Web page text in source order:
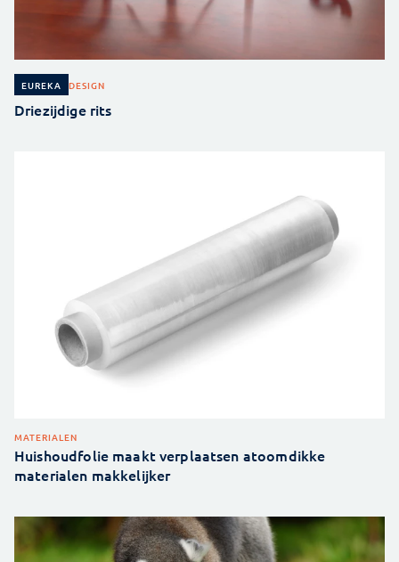
EUREKA DESIGN
Driezijdige rits
MATERIALEN
Huishoudfolie maakt verplaatsen atoomdikke
materialen makkelijker